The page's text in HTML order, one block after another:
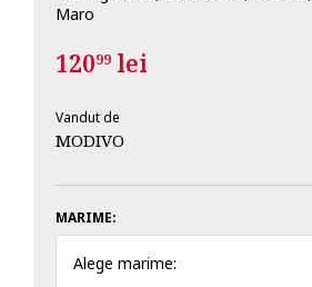
Maro
12099lei
Vandut de
MODIVO
MARIME:
Alege marime: